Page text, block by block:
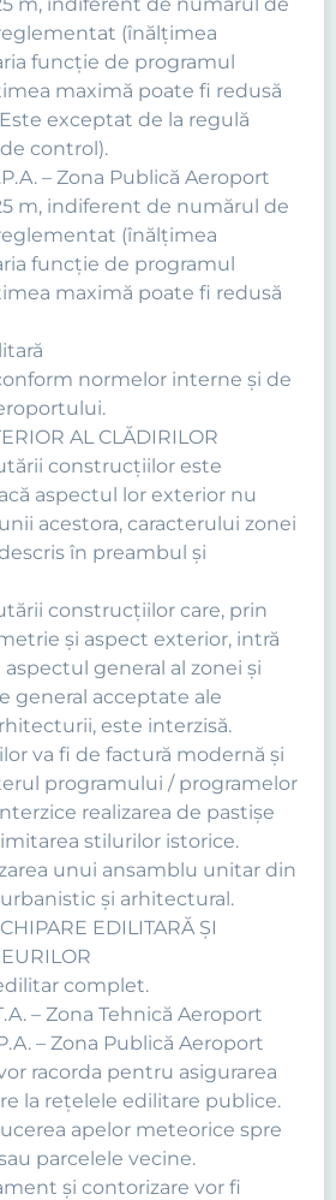
(înălţimea
funcţie de programul
maximă poate fi redusă
exceptat de la regulă
control).
– Zona Publică Aeroport
m, indiferent de numărul de
(înălţimea
funcţie de programul
maximă poate fi redusă
normelor interne şi de
AL CLĂDIRILOR
construcţiilor este
aspectul lor exterior nu
acestora, caracterului zonei
în preambul şi
construcţiilor care, prin
şi aspect exterior, intră
general al zonei şi
general acceptate ale
este interzisă.
va fi de factură modernă şi
programului / programelor
realizarea de pastişe
stilurilor istorice.
unui ansamblu unitar din
şi arhitectural.
EDILITARĂ ŞI
complet.
– Zona Tehnică Aeroport
– Zona Publică Aeroport
racorda pentru asigurarea
la reţelele edilitare publice.
apelor meteorice spre
parcelele vecine.
şi contorizare vor fi